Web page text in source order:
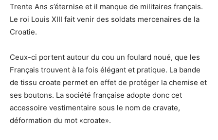
Trente Ans s’éternise et il manque de militaires français.
Le roi Louis XIII fait venir des soldats mercenaires de la
Croatie.
Ceux-ci portent autour du cou un foulard noué, que les
Français trouvent à la fois élégant et pratique. La bande
de tissu croate permet en effet de protéger la chemise et
ses boutons. La société française adopte donc cet
accessoire vestimentaire sous le nom de cravate,
déformation du mot «croate».